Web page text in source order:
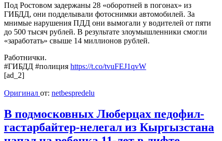
Под Ростовом задержаны 28 «оборотней в погонах» из
ГИБДД, они подделывали фотоснимки автомобилей. За
мнимые нарушения ПДД они вымогали у водителей от пяти
до 500 тысяч рублей. В результате злоумышленники смогли
«заработать» свыше 14 миллионов рублей.
Работнички.
#ГИБДД #полиция https://t.co/tvuFEJ1qvW
[ad_2]
Оригинал от: netbespredelu
В подмосковных Люберцах педофил-
гастарбайтер-нелегал из Кыргызстана